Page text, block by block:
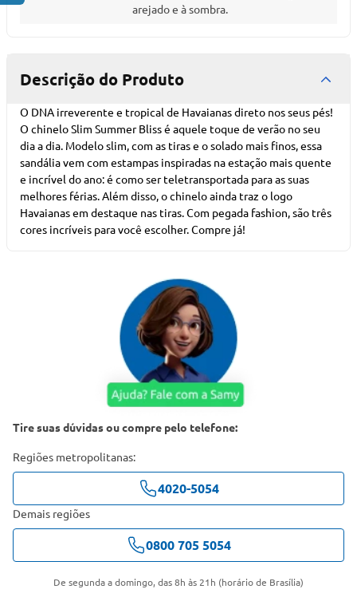
arejado e à sombra.
Descrição do Produto
O DNA irreverente e tropical de Havaianas direto nos seus pés!
O chinelo Slim Summer Bliss é aquele toque de verão no seu
dia a dia. Modelo slim, com as tiras e o solado mais finos, essa
sandália vem com estampas inspiradas na estação mais quente
e incrível do ano: é como ser teletransportada para as suas
melhores férias. Além disso, o chinelo ainda traz o logo
Havaianas em destaque nas tiras. Com pegada fashion, são três
cores incríveis para você escolher. Compre já!
Tire suas dúvidas ou compre pelo telefone:
Regiões metropolitanas:
4020-5054
Demais regiões
0800 705 5054
De segunda a domingo, das 8h às 21h (horário de Brasília)